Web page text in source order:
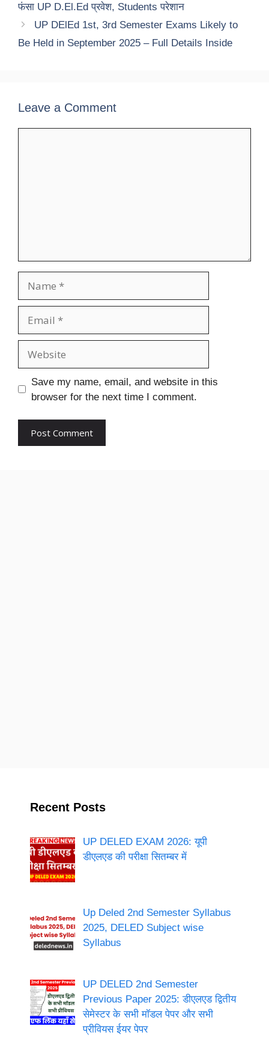
फंसा UP D.El.Ed प्रवेश, Students परेशान
UP DElEd 1st, 3rd Semester Exams Likely to
Be Held in September 2025 – Full Details Inside
Leave a Comment
Save my name, email, and website in this
browser for the next time I comment.
Recent Posts
UP DELED EXAM 2026: यूपी
डीएलएड की परीक्षा सितम्बर में
Up Deled 2nd Semester Syllabus
2025, DELED Subject wise
Syllabus
UP DELED 2nd Semester
Previous Paper 2025: डीएलएड द्वितीय
सेमेस्टर के सभी मॉडल पेपर और सभी
प्रीवियस ईयर पेपर